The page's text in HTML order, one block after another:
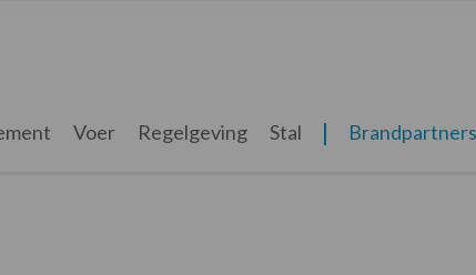
Voer Regelgeving Stal Brandpartners